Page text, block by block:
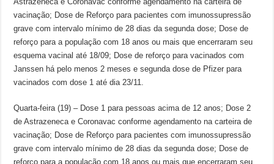
vacinação; Dose de Reforço para pacientes com imunossupressão
grave com intervalo mínimo de 28 dias da segunda dose; Dose de
reforço para a população com 18 anos ou mais que encerraram seu
esquema vacinal até 18/09; Dose de reforço para vacinados com
Janssen há pelo menos 2 meses e segunda dose de Pfizer para
vacinados com dose 1 até dia 23/11.
Quarta-feira (19) – Dose 1 para pessoas acima de 12 anos; Dose 2
de Astrazeneca e Coronavac conforme agendamento na carteira de
vacinação; Dose de Reforço para pacientes com imunossupressão
grave com intervalo mínimo de 28 dias da segunda dose; Dose de
reforço para a população com 18 anos ou mais que encerraram seu